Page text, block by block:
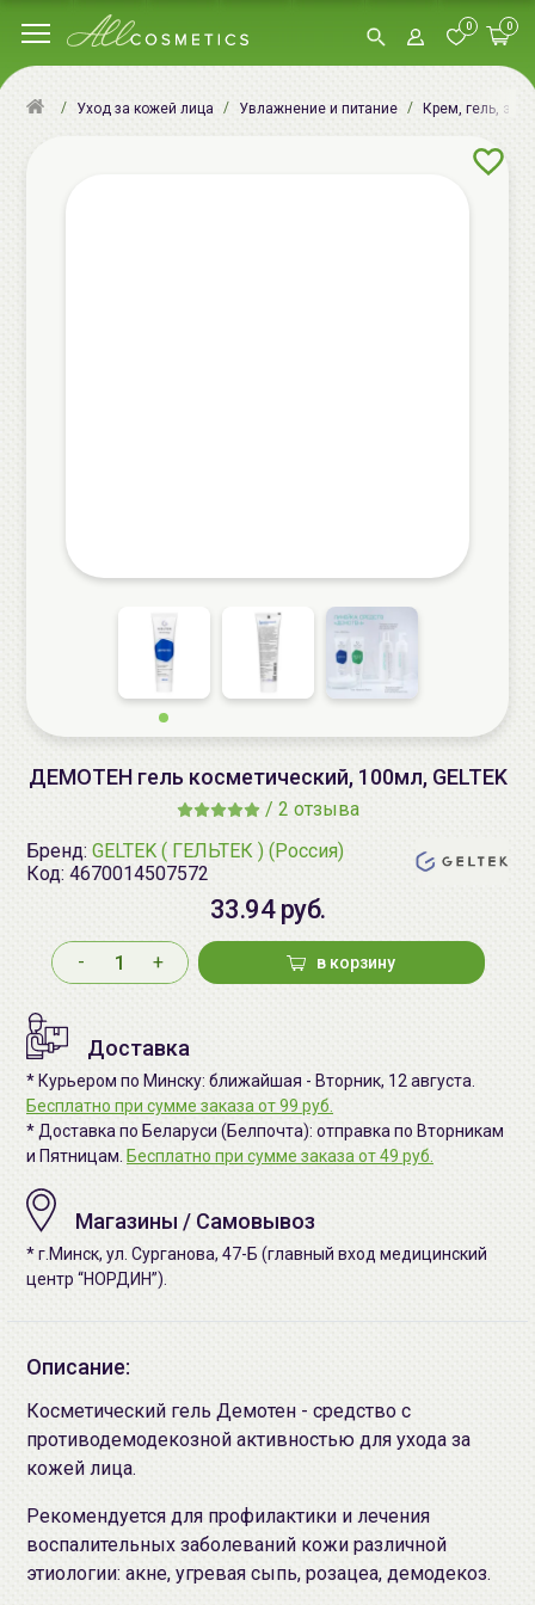
0 0
Уход за кожей лица Увлажнение и питание Крем, гель,
ДЕМОТЕН гель косметический, 100мл, GELTEK
/ 2 отзыва
Бренд: GELTEK ( ГЕЛЬТЕК ) (Россия)
Код: 4670014507572
33.94 руб.
- + в корзину
Доставка
* Курьером по Минску: ближайшая - Вторник, 12 августа.
Бесплатно при сумме заказа от 99 руб.
* Доставка по Беларуси (Белпочта): отправка по Вторникам
и Пятницам. Бесплатно при сумме заказа от 49 руб.
Магазины / Самовывоз
* г.Минск, ул. Сурганова, 47-Б (главный вход медицинский
центр “НОРДИН”).
Описание:
Косметический гель Демотен - средство с
противодемодекозной активностью для ухода за
кожей лица.
Рекомендуется для профилактики и лечения
воспалительных заболеваний кожи различной
этиологии: акне, угревая сыпь, розацеа, демодекоз.